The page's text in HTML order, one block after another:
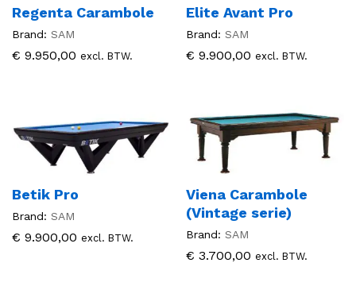
Regenta Carambole
Brand: SAM
€ 9.950,00 excl. BTW.
Elite Avant Pro
Brand: SAM
€ 9.900,00 excl. BTW.
Betik Pro
Brand: SAM
€ 9.900,00 excl. BTW.
Viena Carambole
(Vintage serie)
Brand: SAM
€ 3.700,00 excl. BTW.